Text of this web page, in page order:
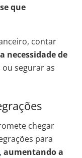
que
contar
necessidade de
segurar as
chegar
para
, aumentando a